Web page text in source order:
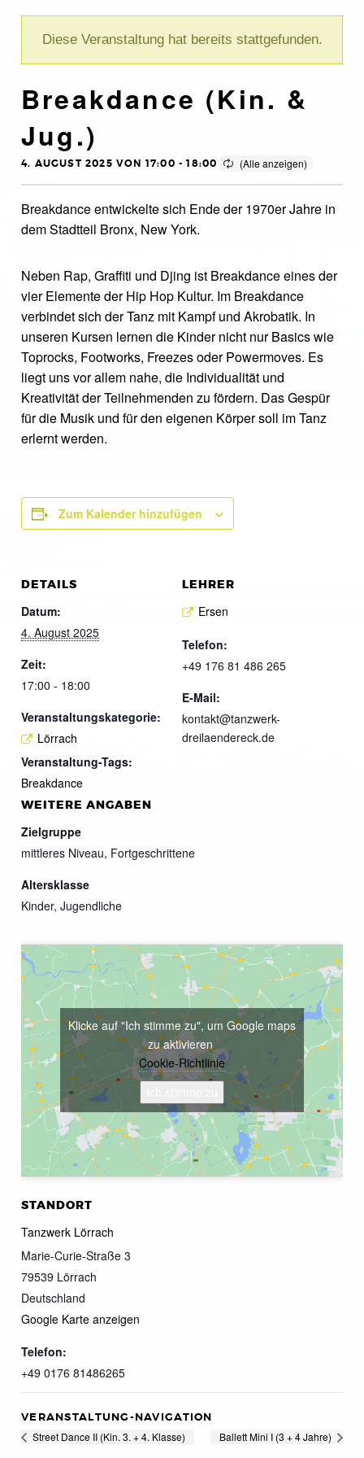
Diese Veranstaltung hat bereits stattgefunden.
Breakdance (Kin. &
Jug.)
4. AUGUST 2025 VON 17:00 -18:00
Breakdance entwickelte sich Ende der 1970er Jahre in
dem Stadtteil Bronx, New York.
Neben Rap, Graffiti und Djing ist Breakdance eines der
vier Elemente der Hip Hop Kultur. Im Breakdance
verbindet sich der Tanz mit Kampf und Akrobatik. In
unseren Kursen lernen die Kinder nicht nur Basics wie
Toprocks, Footworks, Freezes oder Powermoves. Es
liegt uns vor allem nahe, die Individualität und
Kreativität der Teilnehmenden zu fördern. Das Gespür
für die Musik und für den eigenen Körper soll im Tanz
erlernt werden.
Zum Kalender hinzufügen
DETAILS
Datum:
4. August 2025
Zeit:
17:00 - 18:00
Veranstaltungskategorie:
Lörrach
Veranstaltung-Tags:
Breakdance
LEHRER
Ersen
Telefon:
+49 176 81 486 265
E-Mail:
kontakt@tanzwerk-
dreilaendereck.de
WEITERE ANGABEN
Zielgruppe
mittleres Niveau, Fortgeschrittene
Altersklasse
Kinder, Jugendliche
STANDORT
Tanzwerk Lörrach
Marie-Curie-Straße 3
79539 Lörrach
Deutschland
Google Karte anzeigen
Telefon:
+49 0176 81486265
Klicke auf "Ich stimme zu", um Google maps
zu aktivieren
Cookie-Richtlinie
VERANSTALTUNG-NAVIGATION
Street Dance II (Kin. 3. + 4. Klasse) Ballett Mini I (3 + 4 Jahre)